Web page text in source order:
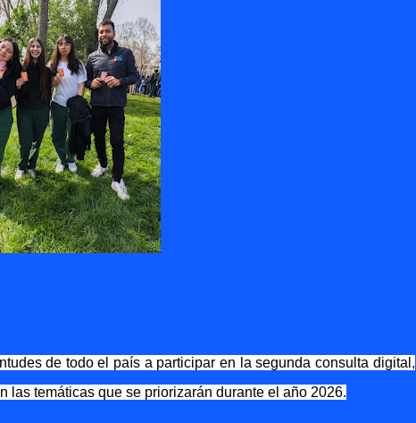
de todo el país a participar en la segunda consulta digital,
temáticas que se priorizarán durante el año 2026.